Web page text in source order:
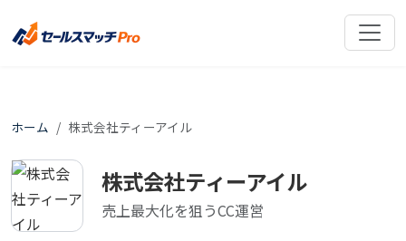
ホーム 株式会社ティーアイル
株式会社ティーアイル
売上最大化を狙うCC運営